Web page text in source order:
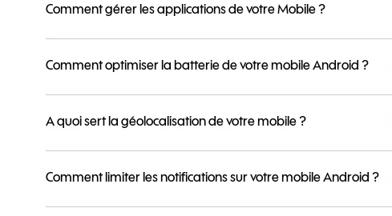
Comment gérer les applications de votre Mobile ?
Comment optimiser la batterie de votre mobile Android ?
A quoi sert la géolocalisation de votre mobile ?
Comment limiter les notifications sur votre mobile Android ?